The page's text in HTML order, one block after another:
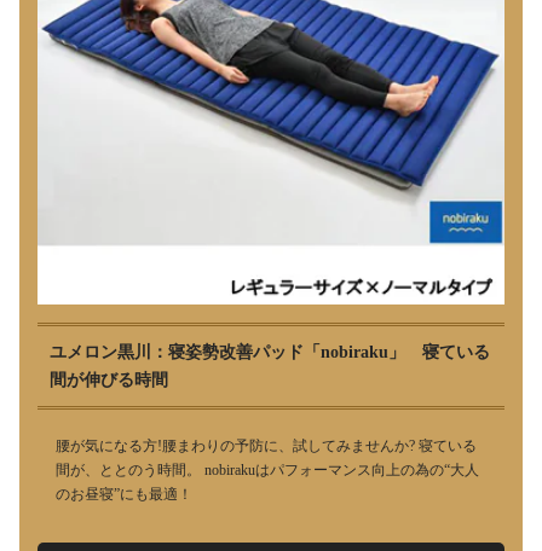
ユメロン黒川：寝姿勢改善パッド「nobiraku」 寝ている
間が伸びる時間
腰が気になる方!腰まわりの予防に、試してみませんか? 寝ている
間が、ととのう時間。 nobirakuはパフォーマンス向上の為の“大人
のお昼寝”にも最適！